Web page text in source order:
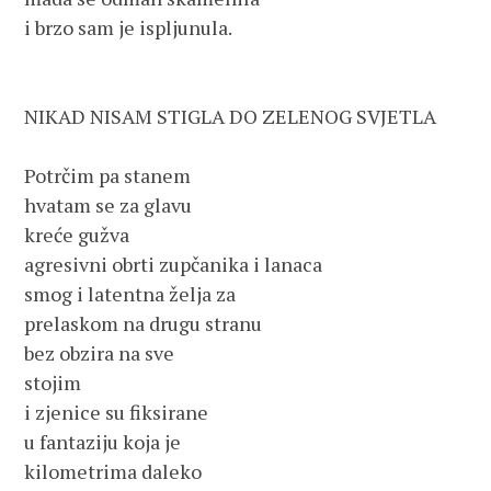
i brzo sam je ispljunula.
NIKAD NISAM STIGLA DO ZELENOG SVJETLA
Potrčim pa stanem
hvatam se za glavu
kreće gužva
agresivni obrti zupčanika i lanaca
smog i latentna želja za
prelaskom na drugu stranu
bez obzira na sve
stojim
i zjenice su fiksirane
u fantaziju koja je
kilometrima daleko